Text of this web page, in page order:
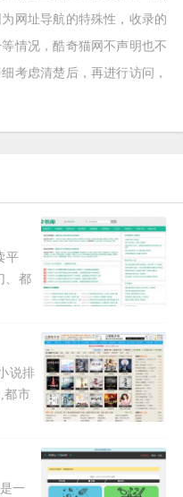
网址导航的特殊性，收录的
情况，酷奇猫网不声明也不
考虑清楚后，再进行访问，
平
、都
言
说排
都市
游小
一